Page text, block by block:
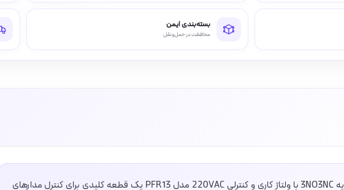
رله شیشه‌ای پارس فانال 11 پایه 3NO3NC با ولتاژ کاری و کنترلی 220VAC مدل PFR13 یک قطعه کلیدی برای کنترل مدارهای
بسته‌بندی ایمن
محافظت در حمل‌ونقل